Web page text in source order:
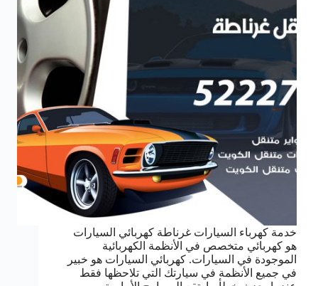
خدمة كهرباء السيارات غرناطة كهربائي السيارات
هو كهربائي متخصص في الأنظمة الكهربائية
الموجودة في السيارات. كهربائي السيارات هو خبير
في جميع الأنظمة في سيارتك التي تلاحظها فقط